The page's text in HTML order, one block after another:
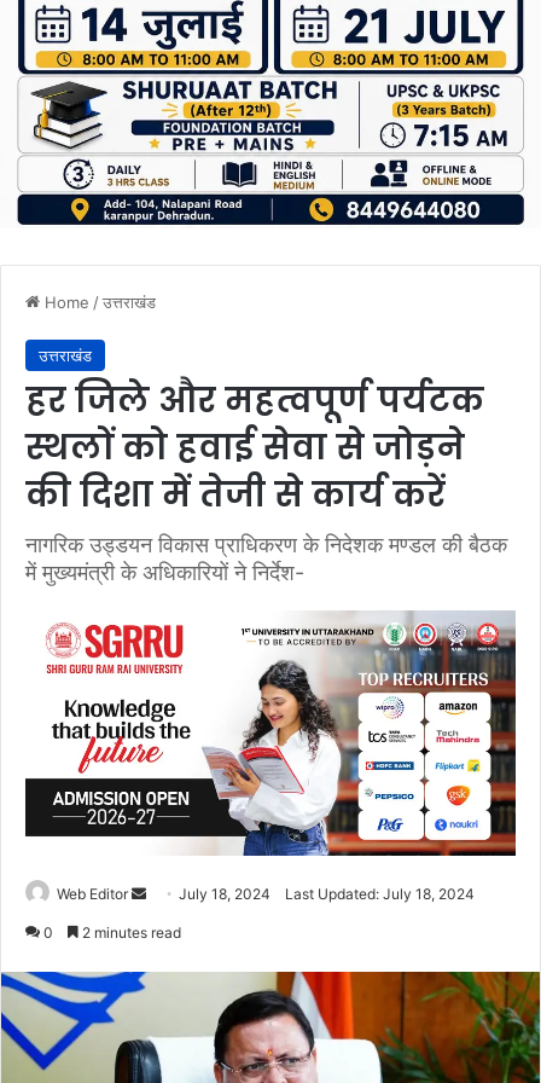
Home /उत्तराखंड
उत्तराखंड
हर जिले और महत्वपूर्ण पर्यटक
स्थलों को हवाई सेवा से जोड़ने
की दिशा में तेजी से कार्य करें
नागरिक उड्डयन विकास प्राधिकरण के निदेशक मण्डल की बैठक
में मुख्यमंत्री के अधिकारियों ने निर्देश-
Web Editor
n
e
July 18, 2024 Last Updated: July 18, 2024
0 2 minutes read